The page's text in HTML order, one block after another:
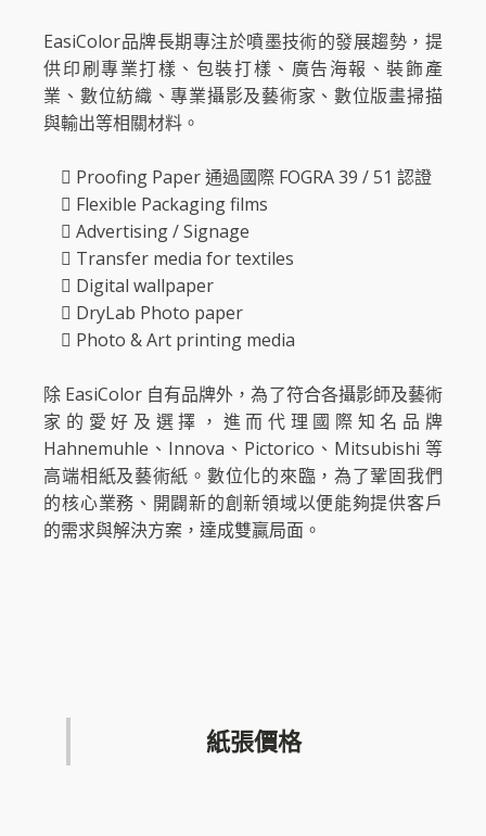
EasiColor品牌長期專注於噴墨技術的發展趨勢，提
供印刷專業打樣、包裝打樣、廣告海報、裝飾產
業、數位紡織、專業攝影及藝術家、數位版畫掃描
與輸出等相關材料。
 Proofing Paper 通過國際 FOGRA 39 / 51 認證
 Flexible Packaging films
 Advertising / Signage
 Transfer media for textiles
 Digital wallpaper
 DryLab Photo paper
 Photo & Art printing media
除 EasiColor 自有品牌外，為了符合各攝影師及藝術
家的愛好及選擇，進而代理國際知名品牌
Hahnemuhle、Innova、Pictorico、Mitsubishi 等
高端相紙及藝術紙。數位化的來臨，為了鞏固我們
的核心業務、開闢新的創新領域以便能夠提供客戶
的需求與解決方案，達成雙贏局面。
紙張價格